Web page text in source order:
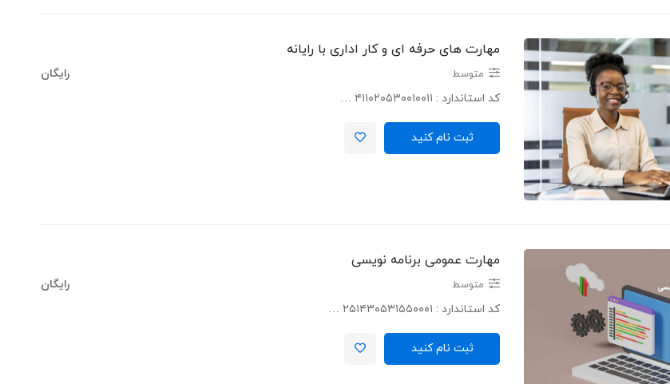
مهارت های حرفه ای و کار اداری با رایانه
متوسط
کد استاندارد : ۴۱۱۰۲۰۵۳۰۰۱۰۰۱۱ …
رایگان
ثبت نام کنید
مهارت عمومی برنامه نویسی
متوسط
کد استاندارد : ۲۵۱۴۳۰۵۳۱۵۵۰۰۰۱ …
رایگان
ثبت نام کنید